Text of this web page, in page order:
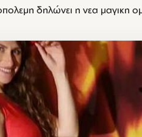
δηλώνει η νεα μαγικη